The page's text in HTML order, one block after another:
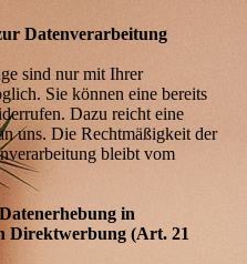
Datenverarbeitung
sind nur mit Ihrer
Sie können eine bereits
Dazu reicht eine
uns. Die Rechtmäßigkeit der
bleibt vom
in
Direktwerbung (Art. 21